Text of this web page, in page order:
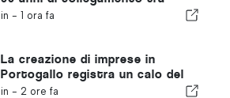
Lisbona e Almada
in - 1 ora fa
La creazione di imprese in
Portogallo registra un calo del
4,2%
in - 2 ore fa